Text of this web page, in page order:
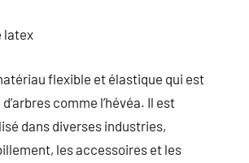
latex
flexible et élastique qui est
comme l’hévéa. Il est
dans diverses industries,
les accessoires et les